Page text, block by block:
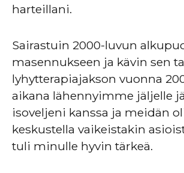
harteillani.
Sairastuin 2000-luvun
masennukseen ja kävin sen
lyhytterapiajakson vuonna
aikana lähennyimme jäljelle
isoveljeni kanssa ja meidän
keskustella vaikeistakin
tuli minulle hyvin tärkeä.